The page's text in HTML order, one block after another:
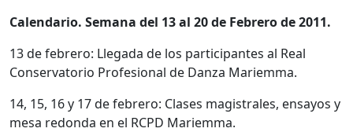
Calendario. Semana del 13 al 20 de Febrero de 2011.
13 de febrero: Llegada de los participantes al Real
Conservatorio Profesional de Danza Mariemma.
14, 15, 16 y 17 de febrero: Clases magistrales, ensayos y
mesa redonda en el RCPD Mariemma.